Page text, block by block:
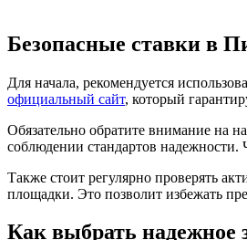
Безопасные ставки в
Для начала, рекомендуется
официальный сайт, который
Обязательно обратите внимание на
соблюдении стандартов надежности.
Также стоит регулярно проверять
площадки. Это позволит избежать
Как выбрать надежное